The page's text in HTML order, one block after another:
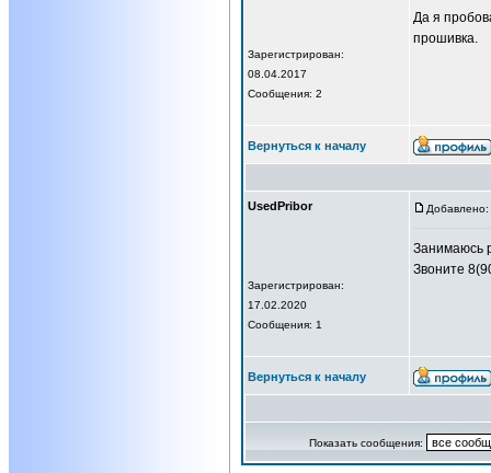
Зарегистрирован:
08.04.2017
Сообщения: 2
Да я
прошивка.
Вернуться к началу
UsedPribor
Зарегистрирован:
17.02.2020
Сообщения: 1
Занимаюсь
Звоните
Вернуться к началу
Показать сообщения: